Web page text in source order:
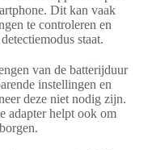
Dit kan vaak
te controleren en
staat.
van de batterijduur
instellingen en
deze niet nodig zijn.
adapter helpt ook om